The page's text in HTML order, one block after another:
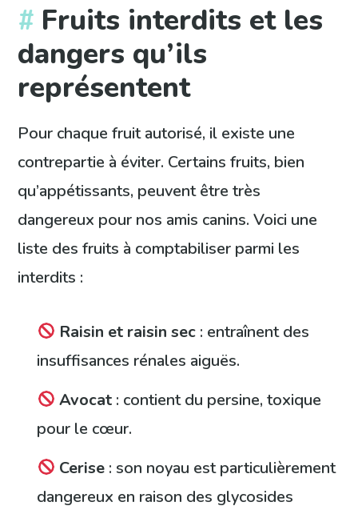
Fruits interdits et les
dangers qu’ils
représentent
Pour chaque fruit autorisé, il existe une
contrepartie à éviter. Certains fruits, bien
qu’appétissants, peuvent être très
dangereux pour nos amis canins. Voici une
liste des fruits à comptabiliser parmi les
interdits :
Raisin et raisin sec : entraînent des
insuffisances rénales aiguës.
Avocat : contient du persine, toxique
pour le cœur.
Cerise : son noyau est particulièrement
dangereux en raison des glycosides